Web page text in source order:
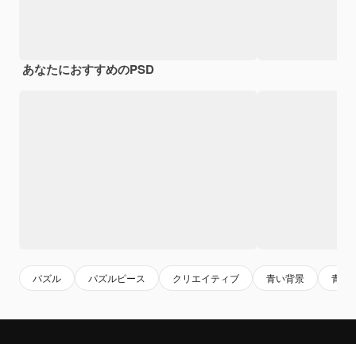
あなたにおすすめのPSD
パズル パズルピース クリエイティブ 青い背景 青